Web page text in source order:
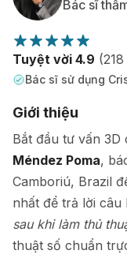
Bác sĩ
Tuyệt vời 4.9
Bác sĩ sử dụng
Giới thiệu
Bắt đầu tư vấn 3D
Méndez Poma,
Camboriú, Brazil
nhất để trả lời câu
sau khi làm thủ
thuật số chuẩn